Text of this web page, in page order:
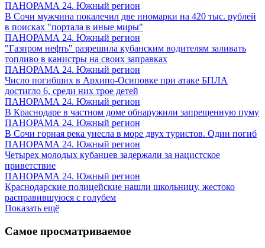
ПАНОРАМА 24. Южный регион
В Сочи мужчина покалечил две иномарки на 420 тыс. рублей
в поисках "портала в иные миры"
ПАНОРАМА 24. Южный регион
"Газпром нефть" разрешила кубанским водителям заливать
топливо в канистры на своих заправках
ПАНОРАМА 24. Южный регион
Число погибших в Архипо-Осиповке при атаке БПЛА
достигло 6, среди них трое детей
ПАНОРАМА 24. Южный регион
В Краснодаре в частном доме обнаружили запрещенную пуму
ПАНОРАМА 24. Южный регион
В Сочи горная река унесла в море двух туристов. Один погиб
ПАНОРАМА 24. Южный регион
Четырех молодых кубанцев задержали за нацистское
приветствие
ПАНОРАМА 24. Южный регион
Краснодарские полицейские нашли школьницу, жестоко
расправившуюся с голубем
Показать ещё
Самое просматриваемое